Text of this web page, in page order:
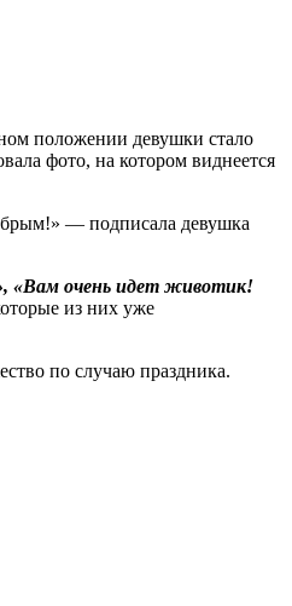
положении девушки стало
фото, на котором виднеется
— подписала девушка
«Вам очень идет животик!
из них уже
по случаю праздника.